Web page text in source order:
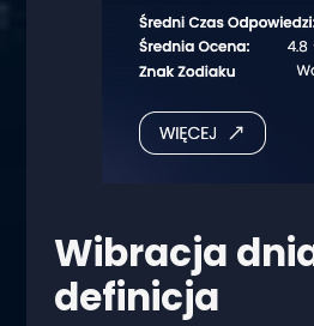
Wibracja
definicja